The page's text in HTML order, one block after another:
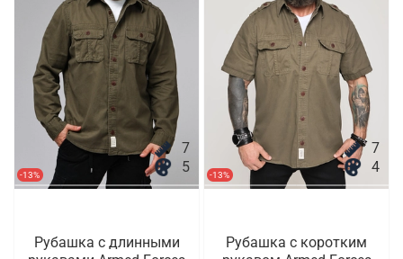
-13%
7
5
Рубашка с длинными
-13%
7
4
Рубашка с коротким